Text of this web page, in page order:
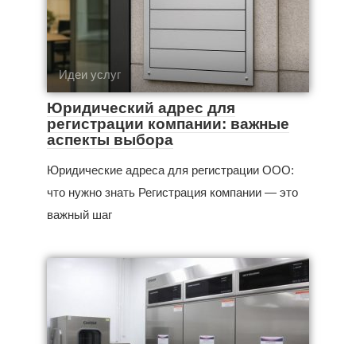
Идеи услуг
Юридический адрес для
регистрации компании: важные
аспекты выбора
Юридические адреса для регистрации ООО:
что нужно знать Регистрация компании — это
важный шаг